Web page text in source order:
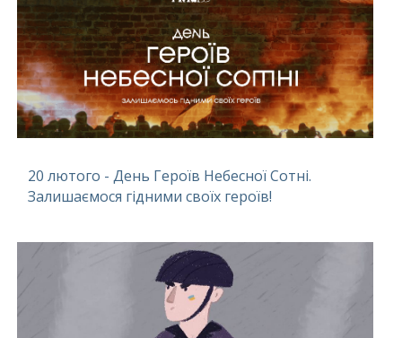
20 лютого - День Героїв Небесної Сотні.
Залишаємося гідними своїх героїв!